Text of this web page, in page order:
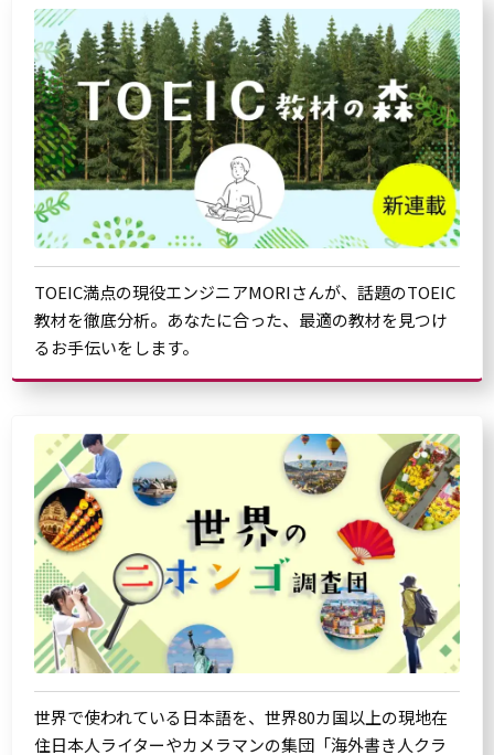
TOEIC満点の現役エンジニアMORIさんが、話題のTOEIC
教材を徹底分析。あなたに合った、最適の教材を見つけ
るお手伝いをします。
世界で使われている日本語を、世界80カ国以上の現地在
住日本人ライターやカメラマンの集団「海外書き人クラ